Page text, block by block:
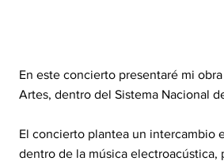
En este concierto presentaré mi
Artes, dentro del Sistema Nacional
El concierto plantea un intercambio
dentro de la música